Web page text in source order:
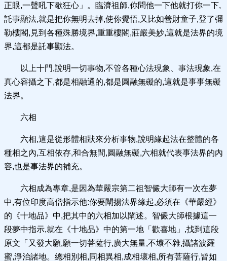
正眼,一聲吼下歇狂心」。臨濟祖師,你問他一下他就打你一下,
託事顯法,就是把你無明去掉,使你覺悟,又比如善財童子,登了彌
勒樓閣,見到各種殊勝境界,重重樓閣,莊嚴美妙,這就是法界的境
界,這都是託事顯法。
以上十門,說明一切事物,不管各種心法現象、事法現象,在
真心容攝之下,都是相融通的,都是圓融無礙的,這就是事事無礙
法界。
六相
六相,這是從形體相狀來分析事物,說明緣起法在整體的各
種相之內,互相依存,和合無間,圓融無礙,六相就代表事法界的內
容,也是事法界的補充。
六相成為專章,是因為華嚴宗第二祖智儼大師有一次在夢
中,有位印度高僧指示他:你要闡揚法界緣起,必須在《華嚴經》
的《十地品》中,把其中的六相加以闡述。智儼大師根據這一
段夢中指示,就在《十地品》中的第一地「歡喜地」,找到這段
原文「又發大願,願一切菩薩行,廣大無量,不壞不雜,攝諸波羅
蜜,淨治諸地。總相別相,同相異相,成相壞相,所有菩薩行,皆如